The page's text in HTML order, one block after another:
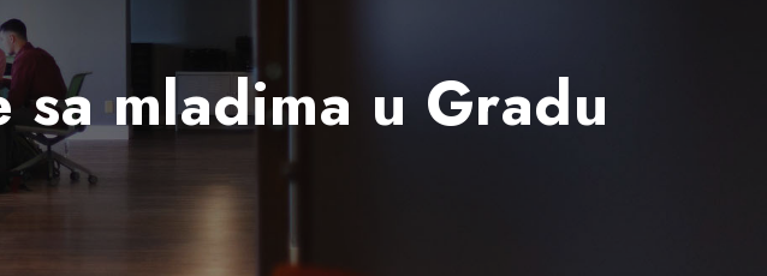
mladima u Gradu